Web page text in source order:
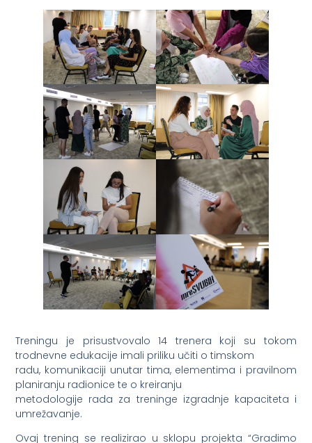
Treningu je prisustvovalo 14 trenera koji su tokom
trodnevne edukacije imali priliku učiti o timskom
radu, komunikaciji unutar tima, elementima i pravilnom
planiranju radionice te o kreiranju
metodologije rada za treninge izgradnje kapaciteta i
umrežavanje.
Ovaj trening se realizirao u sklopu projekta “Gradimo